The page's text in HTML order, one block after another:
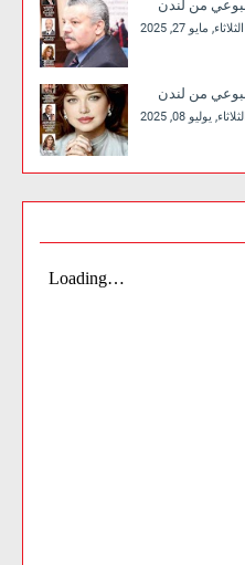
الثلاثاء, مايو 27, 2025
الثلاثاء, يوليو 08, 2025